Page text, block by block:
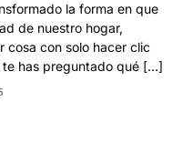
la forma en que
de nuestro hogar,
cosa con solo hacer clic
te has preguntado qué […]